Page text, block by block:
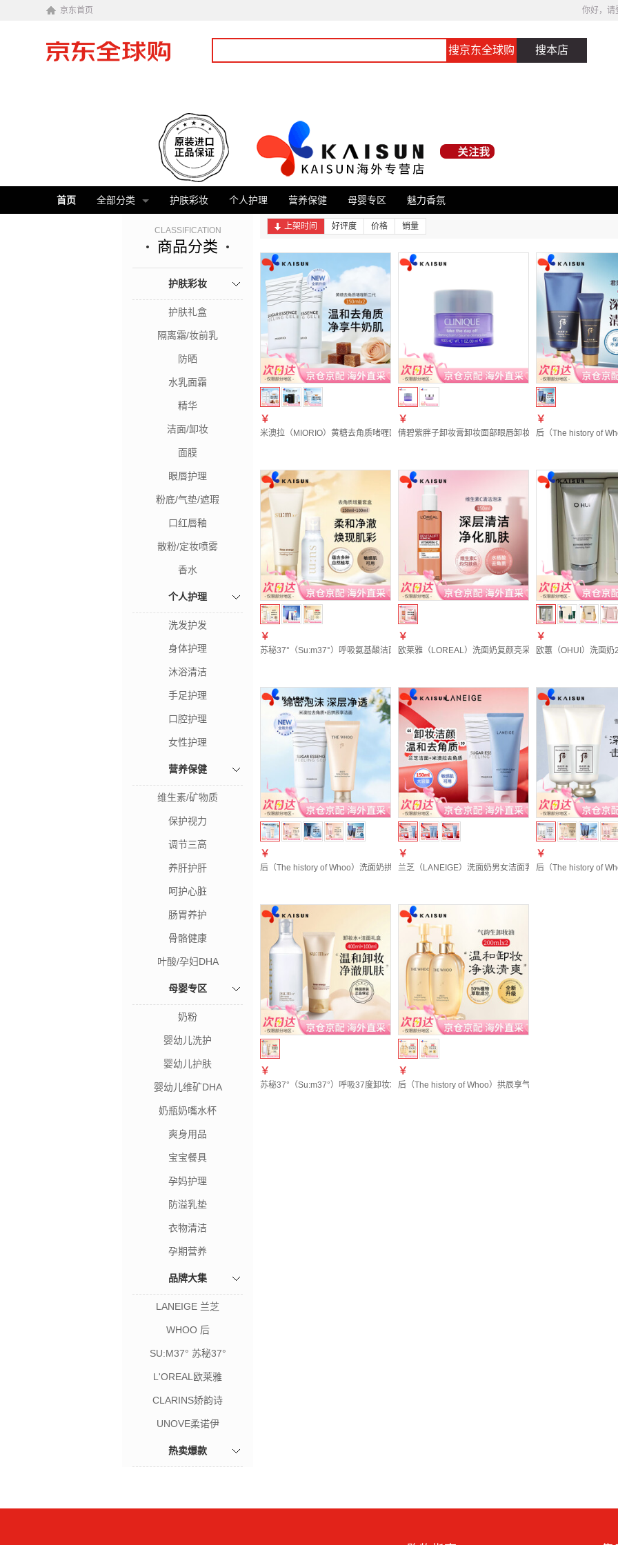
京东首页 你好，请
搜京东全球购 搜本店
首页 全部分类 护肤彩妆 个人护理 营养保健 母婴专区 魅力香氛
CLASSIFICATION
商品分类
护肤彩妆
护肤礼盒
隔离霜/妆前乳
防晒
水乳面霜
精华
洁面/卸妆
面膜
眼唇护理
粉底/气垫/遮瑕
口红唇釉
散粉/定妆喷雾
香水
个人护理
洗发护发
身体护理
沐浴清洁
手足护理
口腔护理
女性护理
营养保健
维生素/矿物质
保护视力
调节三高
养肝护肝
呵护心脏
肠胃养护
骨骼健康
叶酸/孕妇DHA
母婴专区
奶粉
婴幼儿洗护
婴幼儿护肤
婴幼儿维矿DHA
奶瓶奶嘴水杯
爽身用品
宝宝餐具
孕妈护理
防溢乳垫
衣物清洁
孕期营养
品牌大集
LANEIGE 兰芝
WHOO 后
SU:M37° 苏秘37°
L'OREAL欧莱雅
CLARINS娇韵诗
UNOVE柔诺伊
热卖爆款
上架时间 好评度 价格 销量
￥
米澳拉（MIORIO）黄糖去角质啫喱面部脸部去死皮膏洗面男女深层清洁温和 【2支】新二代黄糖
￥
倩碧紫胖子卸妆膏卸妆面部眼唇卸妆清洁护肤品节日礼物送
￥
后（The history of
￥
苏秘37°（Su:m37°）呼吸氨基酸洁面乳洗面奶泡沫温和清洁敏感肌孕妇可用 韩国原装 去角质
￥
欧莱雅（LOREAL）洗面奶复颜亮采维生素C泡沫洁面啫喱
￥
欧蕙（OHUI）洗面
￥
后（The history of Whoo）洗面奶拱辰享水妍津率享泡沫洁面乳男女士洁颜膏控油氨基酸温和 后
￥
兰芝（LANEIGE）洗面奶男女洁面乳深层清洁保湿控油四
￥
后（The history of
￥
苏秘37°（Su:m37°）呼吸37度卸妆水焕肤精粹补水保湿洁面液 温和卸妆保湿不刺激 400ml 卸妆水
￥
后（The history of Whoo）拱辰享气韵生卸妆油脸部深层清